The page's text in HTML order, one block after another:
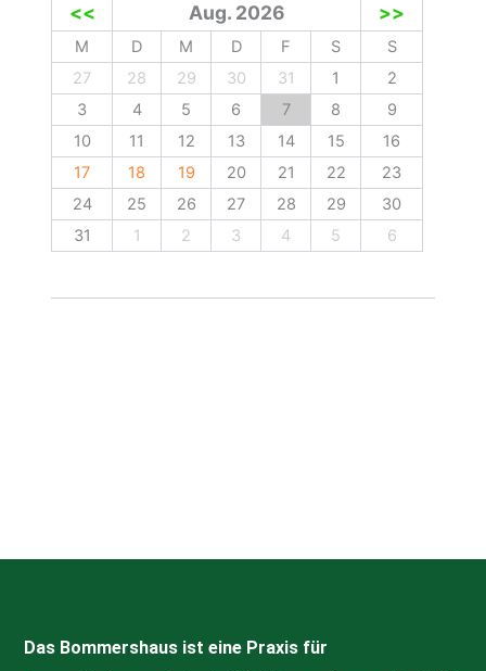
<< Aug. 2026 >>
M D M D F S
S
27
28 29 30 31 1
2
3
4 5 6 7 8
9
10
11 12 13 14 15
16
17
18 19 20 21 22
23
24
25 26 27 28 29
30
31
1 2 3 4 5 6
Das Bommershaus ist eine Praxis für